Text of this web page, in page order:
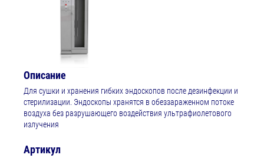
Описание
Для сушки и хранения гибких эндоскопов после дезинфекции и
стерилизации. Эндоскопы хранятся в обеззараженном потоке
воздуха без разрушающего воздействия ультрафиолетового
излучения
Артикул